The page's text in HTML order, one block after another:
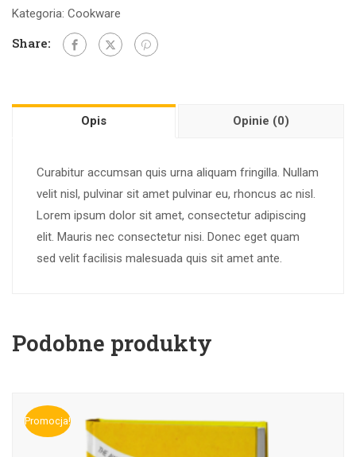
Kategoria: Cookware
Share:
Opis Opinie (0)
Curabitur accumsan quis urna aliquam fringilla. Nullam
velit nisl, pulvinar sit amet pulvinar eu, rhoncus ac nisl.
Lorem ipsum dolor sit amet, consectetur adipiscing
elit. Mauris nec consectetur nisi. Donec eget quam
sed velit facilisis malesuada quis sit amet ante.
Podobne produkty
Promocja!